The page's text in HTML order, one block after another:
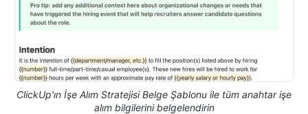
ClickUp'ın İşe Alım Stratejisi Belge Şablonu ile tüm anahtar işe
alım bilgilerini belgelendirin